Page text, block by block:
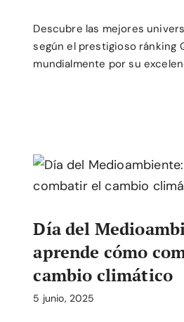
Descubre las mejores
según el prestigioso ránking
mundialmente por su
Día del
aprende cómo
cambio climático
5 junio, 2025